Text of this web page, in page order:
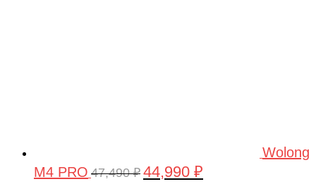
Wolong
M4 PRO 47,490₽ Первоначальная
44,990 ₽